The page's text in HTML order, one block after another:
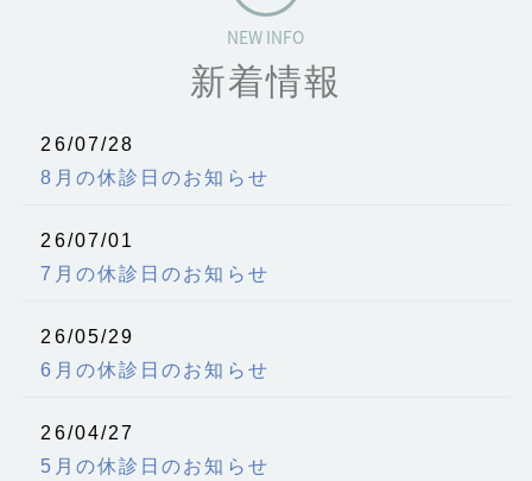
新着情報
26/07/28
8月の休診日のお知らせ
26/07/01
7月の休診日のお知らせ
26/05/29
6月の休診日のお知らせ
26/04/27
5月の休診日のお知らせ